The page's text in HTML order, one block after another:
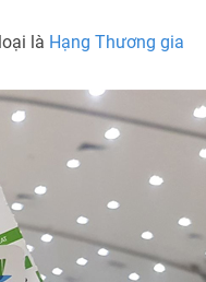
là Hạng Thương gia